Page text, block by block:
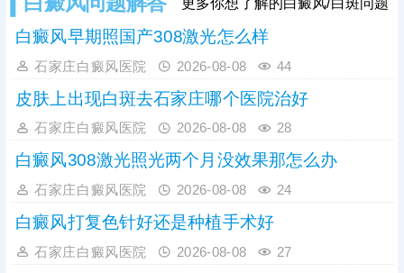
白癜风早期照国产308激光怎么样
石家庄白癜风医院 2026-08-08 44
皮肤上出现白斑去石家庄哪个医院治好
石家庄白癜风医院 2026-08-08 28
白癜风308激光照光两个月没效果那怎么办
石家庄白癜风医院 2026-08-08 24
白癜风打复色针好还是种植手术好
石家庄白癜风医院 2026-08-08 27